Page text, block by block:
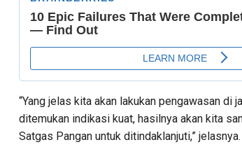
“Yang jelas kita akan lakukan pengawasan di
ditemukan indikasi kuat, hasilnya akan kita
Satgas Pangan untuk ditindaklanjuti,” jelasnya.